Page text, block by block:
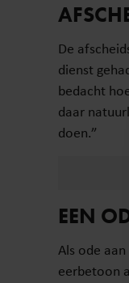
De
dienst
bedacht
daar
doen.”
EEN
Als ode aan
eerbetoon